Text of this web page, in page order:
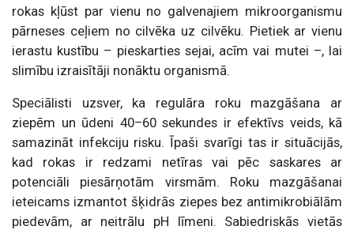
rokas kļūst par vienu no galvenajiem mikroorganismu
pārneses ceļiem no cilvēka uz cilvēku. Pietiek ar vienu
ierastu kustību – pieskarties sejai, acīm vai mutei –, lai
slimību izraisītāji nonāktu organismā.
Speciālisti uzsver, ka regulāra roku mazgāšana ar
ziepēm un ūdeni 40–60 sekundes ir efektīvs veids, kā
samazināt infekciju risku. Īpaši svarīgi tas ir situācijās,
kad rokas ir redzami netīras vai pēc saskares ar
potenciāli piesārņotām virsmām. Roku mazgāšanai
ieteicams izmantot šķidrās ziepes bez antimikrobiālām
piedevām, ar neitrālu pH līmeni. Sabiedriskās vietās